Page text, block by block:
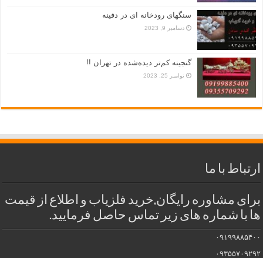
سنگهای رودخانه ای در دفینه
دسامبر 9, 2023
گنجینه کم‌تر دیده‌شده در تهران !!
نوامبر 25, 2023
ارتباط با ما
برای مشاوره رایگان,خرید فلزیاب و اطلاع از قیمت
ها با شماره های زیر تماس حاصل فرمایید.
۰۹۱۹۹۸۸۵۴۰۰
۰۹۳۵۵۷۰۹۲۹۲